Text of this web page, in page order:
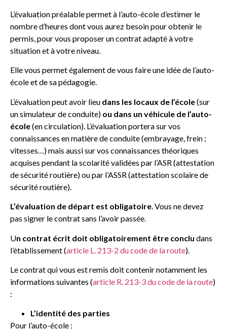
L’évaluation préalable permet à l’auto-école d’estimer le
nombre d’heures dont vous aurez besoin pour obtenir le
permis, pour vous proposer un contrat adapté à votre
situation et à votre niveau.
Elle vous permet également de vous faire une idée de l’auto-
école et de sa pédagogie.
L’évaluation peut avoir lieu dans les locaux de l’école(sur
un simulateur de conduite) ou dans un véhicule de l’auto-
école(en circulation). L’évaluation portera sur vos
connaissances en matière de conduite (embrayage, frein ;
vitesses…) mais aussi sur vos connaissances théoriques
acquises pendant la scolarité validées par l’ASR (attestation
de sécurité routière) ou par l’ASSR (attestation scolaire de
sécurité routière).
L’évaluation de départ est obligatoire. Vous ne devez
pas signer le contrat sans l’avoir passée.
Un contrat écrit doit obligatoirement être conclu dans
l’établissement (article L. 213-2 du code de la route).
Le contrat qui vous est remis doit contenir notamment les
informations suivantes (article R. 213-3 du code de la route)
:
L’identité des parties
Pour l’auto-école :